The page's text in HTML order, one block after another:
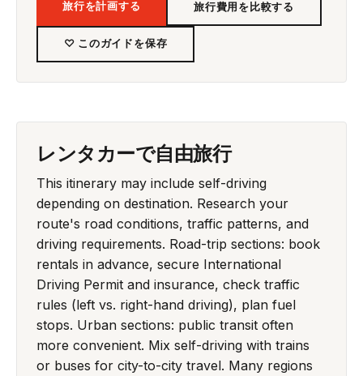
旅行を計画する 旅行費用を比較する
♡ このガイドを保存
レンタカーで自由旅行
This itinerary may include self-driving
depending on destination. Research your
route's road conditions, traffic patterns, and
driving requirements. Road-trip sections: book
rentals in advance, secure International
Driving Permit and insurance, check traffic
rules (left vs. right-hand driving), plan fuel
stops. Urban sections: public transit often
more convenient. Mix self-driving with trains
or buses for city-to-city travel. Many regions